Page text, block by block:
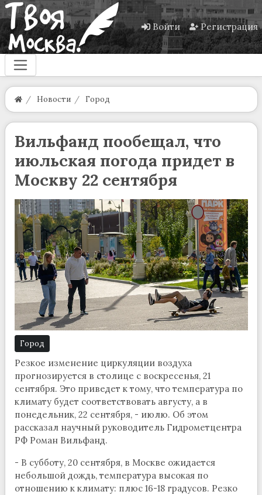
Войти Регистрация
Новости Город
Вильфанд пообещал, что
июльская погода придет в
Москву 22 сентября
Город
Резкое изменение циркуляции воздуха
прогнозируется в столице с воскресенья, 21
сентября. Это приведет к тому, что температура по
климату будет соответствовать августу, а в
понедельник, 22 сентября, - июлю. Об этом
рассказал научный руководитель Гидрометцентра
РФ Роман Вильфанд.
- В субботу, 20 сентября, в Москве ожидается
небольшой дождь, температура высокая по
отношению к климату: плюс 16-18 градусов. Резко